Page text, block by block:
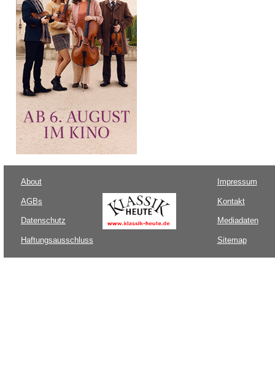
About
AGBs
Datenschutz
Haftungsausschluss
Impressum
Kontakt
Mediadaten
Sitemap